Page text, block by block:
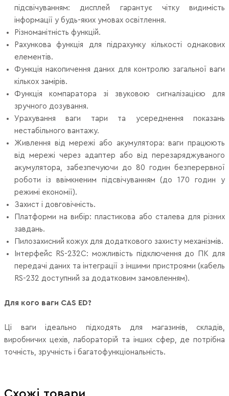
підсвічуванням: дисплей гарантує чітку видимість
інформації у будь-яких умовах освітлення.
Різноманітність функцій.
Рахункова функція для підрахунку кількості однакових
елементів.
Функція накопичення даних для контролю загальної ваги
кількох замірів.
Функція компаратора зі звуковою сигналізацією для
зручного дозування.
Урахування ваги тари та усереднення показань
нестабільного вантажу.
Живлення від мережі або акумулятора: ваги працюють
від мережі через адаптер або від перезаряджуваного
акумулятора, забезпечуючи до 80 годин безперервної
роботи із ввімкненим підсвічуванням (до 170 годин у
режимі економії).
Захист і довговічність.
Платформи на вибір: пластикова або сталева для різних
завдань.
Пилозахисний кожух для додаткового захисту механізмів.
Інтерфейс RS-232С: можливість підключення до ПК для
передачі даних та інтеграції з іншими пристроями (кабель
RS-232 доступний за додатковим замовленням).
Для кого ваги CAS ED?
Ці ваги ідеально підходять для магазинів, складів,
виробничих цехів, лабораторій та інших сфер, де потрібна
точність, зручність і багатофункціональність.